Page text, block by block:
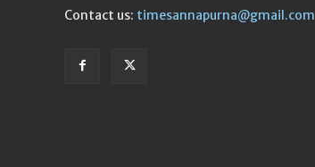
Contact us: timesannapurna@gmail.com